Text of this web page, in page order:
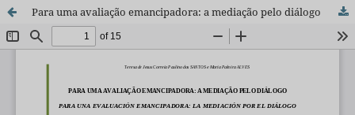
Para uma avaliação emancipadora: a mediação pelo diálogo